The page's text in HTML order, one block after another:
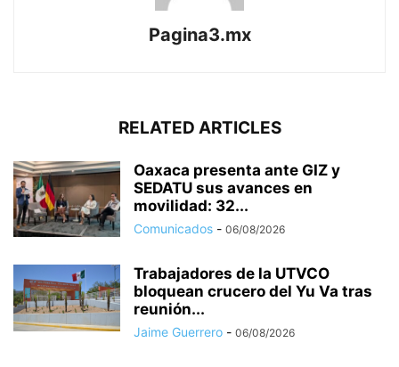
Pagina3.mx
RELATED ARTICLES
Oaxaca presenta ante GIZ y
SEDATU sus avances en
movilidad: 32...
Comunicados - 06/08/2026
Trabajadores de la UTVCO
bloquean crucero del Yu Va tras
reunión...
Jaime Guerrero - 06/08/2026